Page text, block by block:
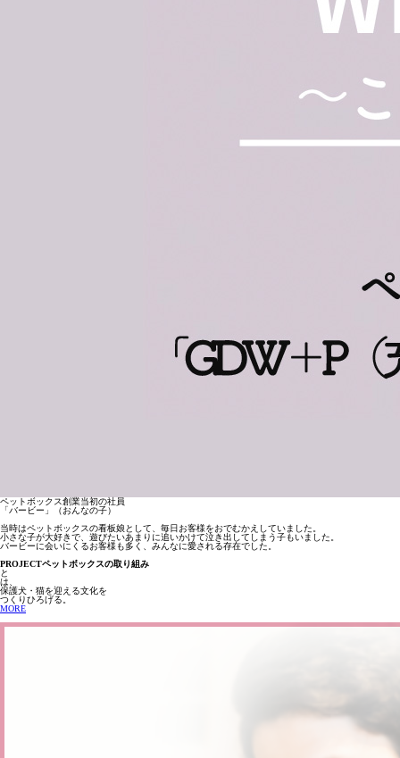
ペットボックス創業当初の社員
「バービー」（おんなの子）
当時はペットボックスの看板娘として、毎日お客様をおでむかえしていました。
小さな子が大好きで、遊びたいあまりに追いかけて泣き出してしまう子もいました。
バービーに会いにくるお客様も多く、みんなに愛される存在でした。
PROJECTペットボックスの取り組み
と
は、
保護犬・猫を迎える文化を
つくりひろげる。
MORE